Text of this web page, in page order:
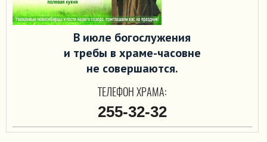
В июле богослужения
и требы в храме-часовне
не совершаются.
ТЕЛЕФОН ХРАМА:
255-32-32